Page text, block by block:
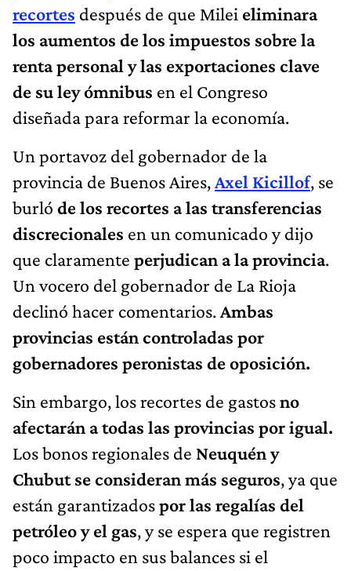
recortes después de que Milei eliminara
los aumentos de los impuestos sobre la
renta personal y las exportaciones clave
de su ley ómnibus en el Congreso
diseñada para reformar la economía.
Un portavoz del gobernador de la
provincia de Buenos Aires,Axel Kicillof, se
burló de los recortes a las transferencias
discrecionales en un comunicado y dijo
que claramente perjudican a la provincia.
Un vocero del gobernador de La Rioja
declinó hacer comentarios.Ambas
provincias están controladas por
gobernadores peronistas de oposición.
Sin embargo, los recortes de gastosno
afectarán a todas las provincias por igual.
Los bonos regionales de Neuquén y
Chubut se consideran más seguros, ya que
están garantizadospor las regalías del
petróleo y el gas, y se espera que registren
poco impacto en sus balances si el